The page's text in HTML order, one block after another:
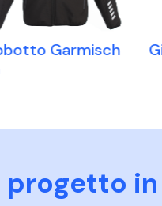
Garmisch
progetto